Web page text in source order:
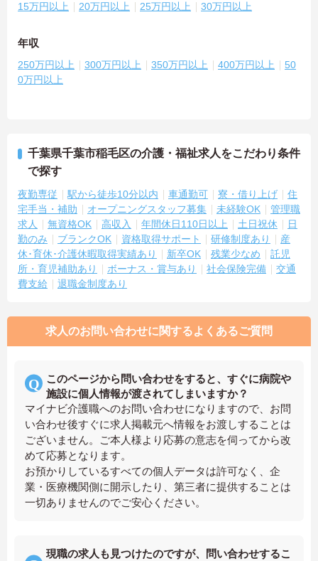
15万円以上 20万円以上 25万円以上 30万円以上
年収
250万円以上 300万円以上 350万円以上 400万円以上
50
0万円以上
千葉県千葉市稲毛区の介護・福祉求人をこだわり条件
で探す
夜勤専従 駅から徒歩10分以内 車通勤可 寮・借り上げ
住
宅手当・補助
オープニングスタッフ募集 未経験OK
管理職
求人
無資格OK 高収入 年間休日110日以上 土日祝休
日
勤のみ
ブランクOK 資格取得サポート 研修制度あり
産
休･育休･介護休暇取得実績あり
新卒OK 残業少なめ
託児
所・育児補助あり
ボーナス・賞与あり 社会保険完備
交通
費支給
退職金制度あり
求人のお問い合わせに関するよくあるご質問
このページから問い合わせをすると、すぐに病院や
施設に個人情報が渡されてしまいますか？
マイナビ介護職へのお問い合わせになりますので、お問
い合わせ後すぐに求人掲載元へ情報をお渡しすることは
ございません。ご本人様より応募の意志を伺ってから改
めて応募となります。
お預かりしているすべての個人データは許可なく、企
業・医療機関側に開示したり、第三者に提供することは
一切ありませんのでご安心ください。
現職の求人も見つけたのですが、問い合わせするこ